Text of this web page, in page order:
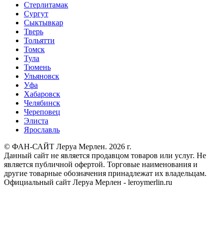
Стерлитамак
Сургут
Сыктывкар
Тверь
Тольятти
Томск
Тула
Тюмень
Ульяновск
Уфа
Хабаровск
Челябинск
Череповец
Элиста
Ярославль
© ФАН-САЙТ Леруа Мерлен. 2026 г.
Данный сайт не является продавцом товаров или услуг. Не
является публичной офертой. Торговые наименования и
другие товарные обозначения принадлежат их владельцам.
Официальный сайт Леруа Мерлен - leroymerlin.ru